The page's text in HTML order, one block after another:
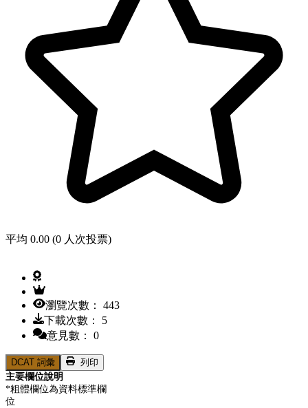
平均 0.00 (0 人次投票)
瀏覽次數： 443
下載次數： 5
意見數： 0
DCAT 詞彙
列印
主要欄位說明
*粗體欄位為資料標準欄
位